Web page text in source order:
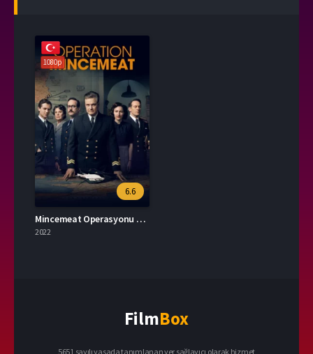
1080p
6.6
Mincemeat Operasyonu 2022 – Operation Mincemeat 1080p Turkce Dublaj izle
2022
FilmBox
5651 sayılı yasada tanımlanan yer sağlayıcı olarak hizmet